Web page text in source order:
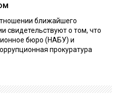
ближайшего
свидетельствуют о том, что
бюро (НАБУ) и
прокуратура